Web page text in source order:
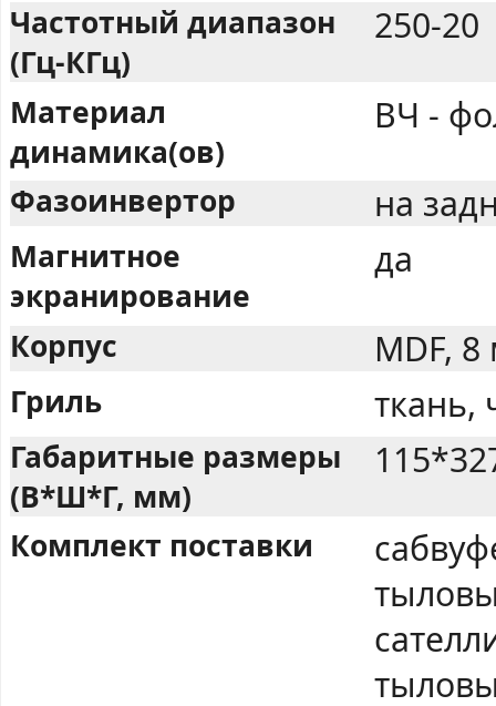
Частотный диапазон
(Гц-КГц)
250-20
Материал
динамика(ов)
ВЧ -
Фазоинвертор на
Магнитное
экранирование
да
Корпус MDF,
Гриль ткань,
Габаритные размеры
(В*Ш*Г, мм)
Комплект поставки